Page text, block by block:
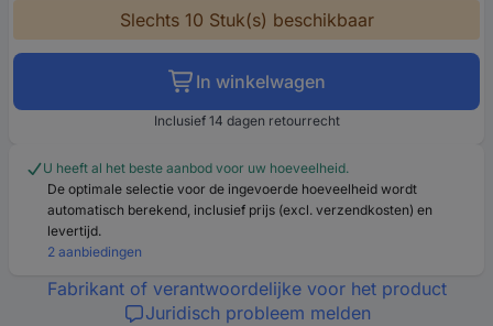
Slechts 10 Stuk(s) beschikbaar
In winkelwagen
Inclusief 14 dagen retourrecht
U heeft al het beste aanbod voor uw hoeveelheid.
De optimale selectie voor de ingevoerde hoeveelheid wordt
automatisch berekend, inclusief prijs (excl. verzendkosten) en
levertijd.
2 aanbiedingen
Fabrikant of verantwoordelijke voor het product
Juridisch probleem melden